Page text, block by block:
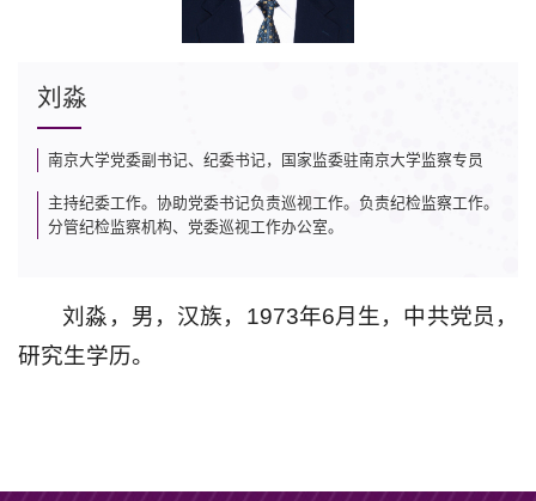
刘淼
南京大学党委副书记、纪委书记，国家监委驻南京大学监察专员
主持纪委工作。协助党委书记负责巡视工作。负责纪检监察工作。
分管纪检监察机构、党委巡视工作办公室。
刘淼，男，汉族，1973年6月生，中共党员，
研究生学历。